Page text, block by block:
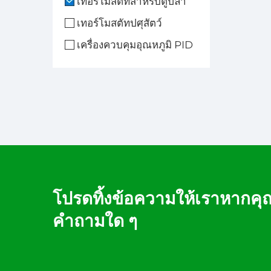
เทอร์โมสตัทปศุสัตว์
เครื่องควบคุมอุณหภูมิ PID
โปรดทิ้งข้อความให้เราหาก
คำถามใด ๆ